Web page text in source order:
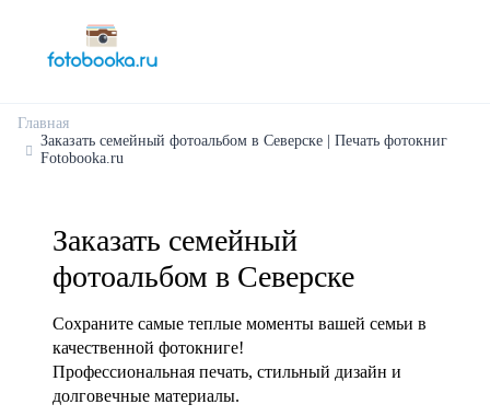
Главная
Заказать семейный фотоальбом в Северске | Печать фотокниг
Fotobooka.ru
Заказать семейный
фотоальбом в Северске
Сохраните самые теплые моменты вашей семьи в
качественной фотокниге!
Профессиональная печать, стильный дизайн и
долговечные материалы.